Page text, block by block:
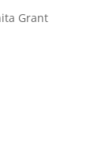
Grant